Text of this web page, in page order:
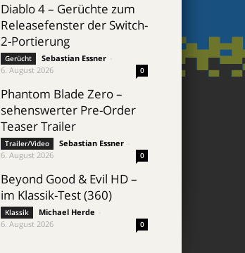
Diablo 4 – Gerüchte zum
Releasefenster der Switch-
2-Portierung
Gerücht Sebastian Essner
6. August 2026
0
Phantom Blade Zero –
sehenswerter Pre-Order
Teaser Trailer
Trailer/Video Sebastian Essner
6. August 2026
0
Beyond Good & Evil HD –
im Klassik-Test (360)
Klassik Michael Herde
6. August 2026
0